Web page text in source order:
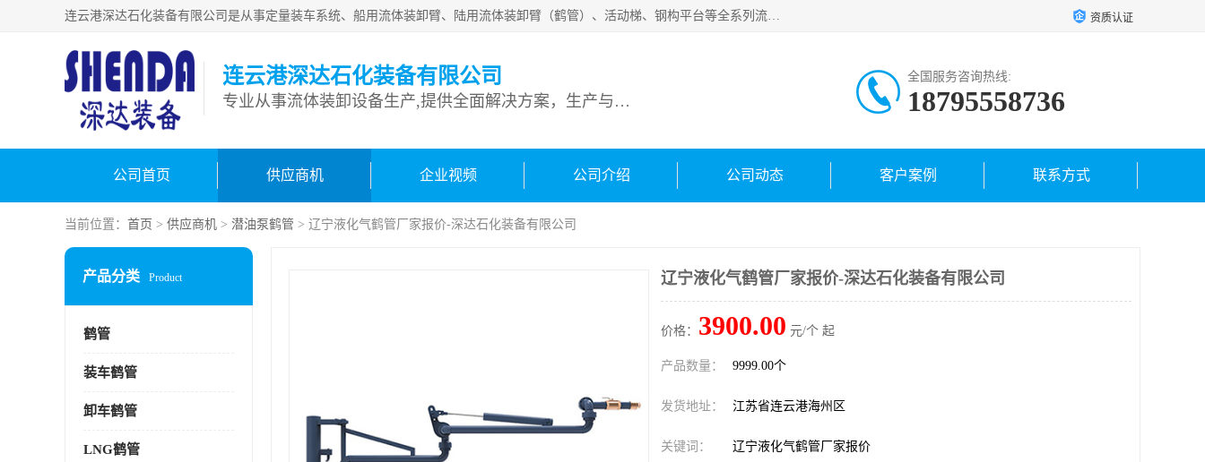
连云港深达石化装备有限公司是从事定量装车系统、船用流体装卸臂、陆用流体装卸臂（鹤管）、活动梯、钢构平台等全系列流体装卸设备的设计、制造、销售以及服务的专业供应商。公司始终以客户为中心，密切跟踪国内外油气储运及装卸设备先进技术的发展，以先进的技术、优质的产品、一流的服务，满足客户需求。 资质认证
连云港深达石化装备有限公司
专业从事流体装卸设备生产,提供全面解决方案，生产与定制服务
全国服务咨询热线:
18795558736
公司首页 供应商机 企业视频 公司介绍 公司动态 客户案例 联系方式
当前位置： 首页 > 供应商机 > 潜油泵鹤管 > 辽宁液化气鹤管厂家报价-深达石化装备有限公司
产品分类 Product
鹤管
装车鹤管
卸车鹤管
LNG鹤管
辽宁液化气鹤管厂家报价-深达石化装备有限公司
价格： 3900.00 元/个 起
产品数量： 9999.00个
发货地址： 江苏省连云港海州区
关键词： 辽宁液化气鹤管厂家报价